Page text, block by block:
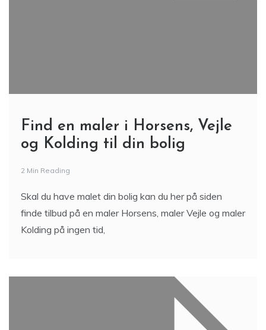
Find en maler i Horsens, Vejle
og Kolding til din bolig
2 Min Reading
Skal du have malet din bolig kan du her på siden
finde tilbud på en maler Horsens, maler Vejle og maler
Kolding på ingen tid,